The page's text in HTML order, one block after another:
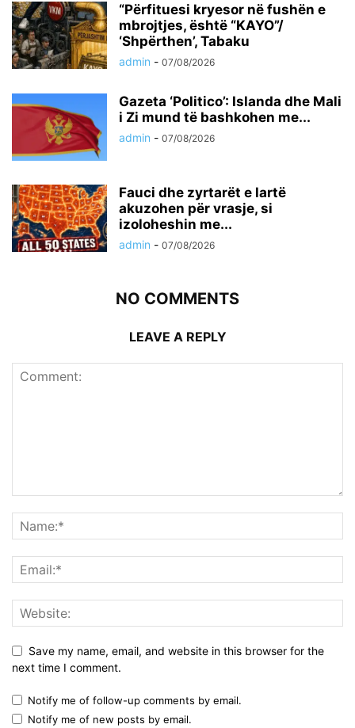
“Përfituesi kryesor në fushën e
mbrojtjes, është “KAYO”/
‘Shpërthen’, Tabaku
admin - 07/08/2026
Gazeta ‘Politico’: Islanda dhe Mali
i Zi mund të bashkohen me...
admin - 07/08/2026
Fauci dhe zyrtarët e lartë
akuzohen për vrasje, si
izoloheshin me...
admin - 07/08/2026
NO COMMENTS
LEAVE A REPLY
Save my name, email, and website in this browser for the
next time I comment.
Notify me of follow-up comments by email.
Notify me of new posts by email.